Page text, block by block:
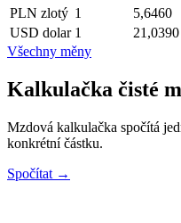
PLN zlotý 1 5,6460
USD dolar 1 21,0390
Všechny měny
Kalkulačka čisté
Mzdová kalkulačka spočítá
konkrétní částku.
Spočítat →